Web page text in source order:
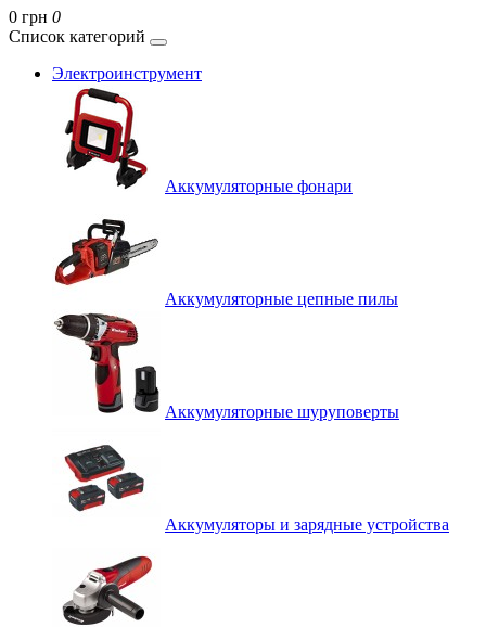
0 грн 0
Список категорий
Электроинструмент
Аккумуляторные фонари
Аккумуляторные цепные пилы
Аккумуляторные шуруповерты
Аккумуляторы и зарядные устройства